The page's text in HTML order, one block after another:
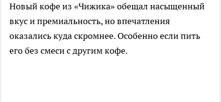
Новый кофе из «Чижика» обещал насыщенный
вкус и премиальность, но впечатления
оказались куда скромнее. Особенно если пить
его без смеси с другим кофе.